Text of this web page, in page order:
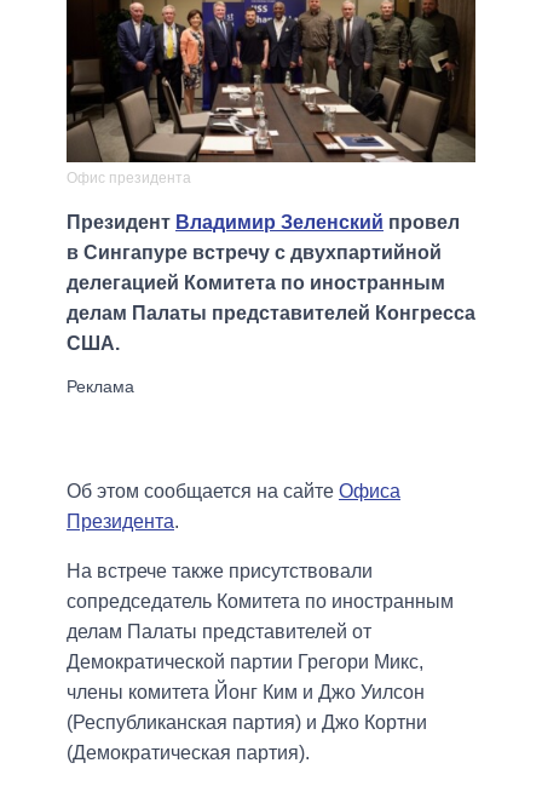
Офис президента
Президент Владимир Зеленский провел
в Сингапуре встречу с двухпартийной
делегацией Комитета по иностранным
делам Палаты представителей Конгресса
США.
Об этом сообщается на сайте Офиса
Президента.
На встрече также присутствовали
сопредседатель Комитета по иностранным
делам Палаты представителей от
Демократической партии Грегори Микс,
члены комитета Йонг Ким и Джо Уилсон
(Республиканская партия) и Джо Кортни
(Демократическая партия).